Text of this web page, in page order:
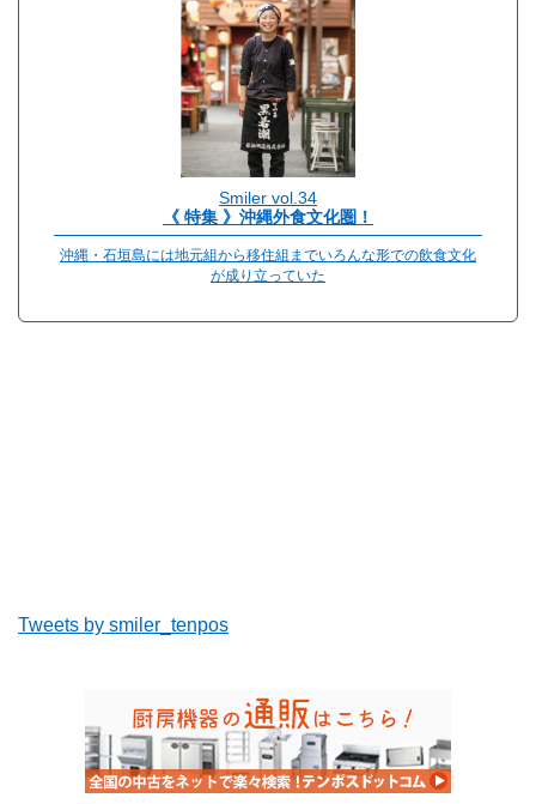
Smiler vol.34
《 特集 》沖縄外食文化圏！
沖縄・石垣島には地元組から移住組までいろんな形での飲食文化
が成り立っていた
Tweets by smiler_tenpos